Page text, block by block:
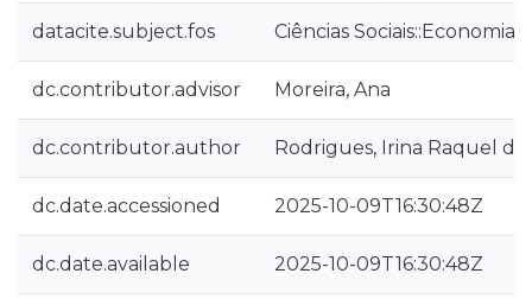
datacite.subject.fos Ciências Sociais::Economia
dc.contributor.advisor Moreira, Ana
dc.contributor.author Rodrigues, Irina Raquel da
dc.date.accessioned 2025-10-09T16:30:48Z
dc.date.available 2025-10-09T16:30:48Z